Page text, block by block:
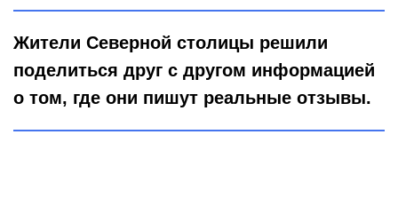
Жители Северной столицы решили
поделиться друг с другом информацией
о том, где они пишут реальные отзывы.